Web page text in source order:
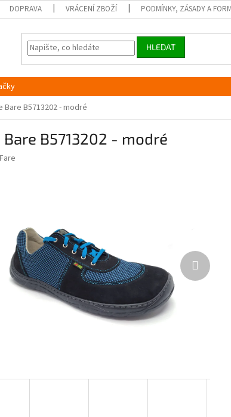
DOPRAVA VRÁCENÍ ZBOŽÍ PODMÍNKY, ZÁSADY A
HLEDAT
Bare B5713202 - modré
Bare B5713202 - modré
Fare